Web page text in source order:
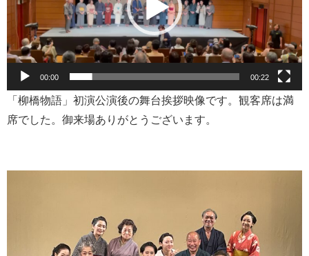
ヤ
ー
00:00 00:22
「柳橋物語」初演公演後の舞台挨拶映像です。観客席は満
席でした。御来場ありがとうございます。